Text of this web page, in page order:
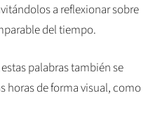
a reflexionar sobre
del tiempo.
palabras también se
horas de forma visual, como